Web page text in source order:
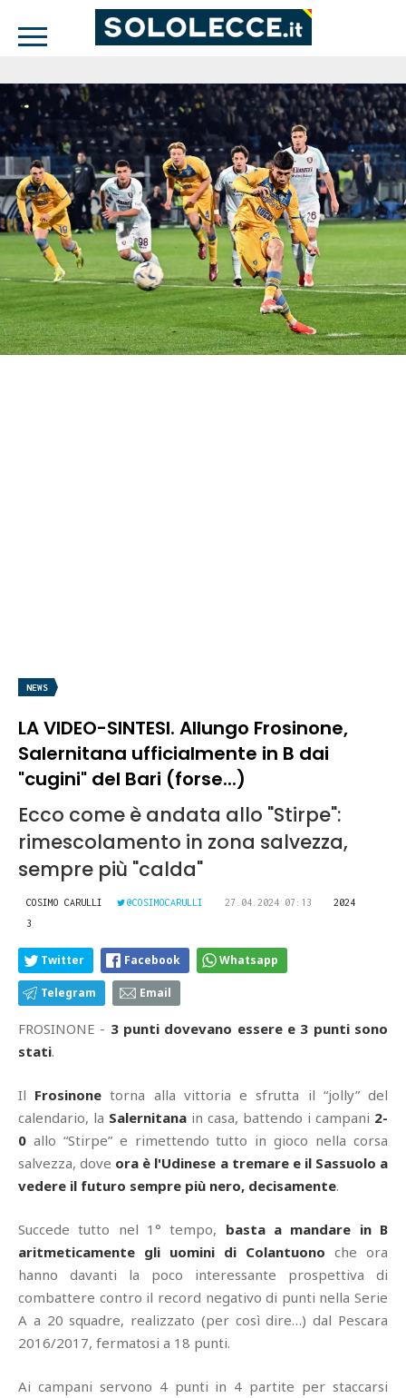
NEWS
LA VIDEO-SINTESI. Allungo Frosinone,
Salernitana ufficialmente in B dai
"cugini" del Bari (forse...)
Ecco come è andata allo "Stirpe":
rimescolamento in zona salvezza,
sempre più "calda"
COSIMO CARULLI @COSIMOCARULLI 27.04.2024 07:13
2024
3
Twitter Facebook Whatsapp
Telegram Email
FROSINONE - 3 punti dovevano essere e 3 punti sono
stati.
Il Frosinone torna alla vittoria e sfrutta il “jolly” del
calendario, la Salernitana in casa, battendo i campani 2-
0 allo “Stirpe” e rimettendo tutto in gioco nella corsa
salvezza, dove ora è l'Udinese a tremare e il Sassuolo a
vedere il futuro sempre più nero, decisamente.
Succede tutto nel 1° tempo, basta a mandare in B
aritmeticamente gli uomini di Colantuono che ora
hanno davanti la poco interessante prospettiva di
combattere contro il record negativo di punti nella Serie
A a 20 squadre, realizzato (per così dire…) dal Pescara
2016/2017, fermatosi a 18 punti.
Ai campani servono 4 punti in 4 partite per staccarsi